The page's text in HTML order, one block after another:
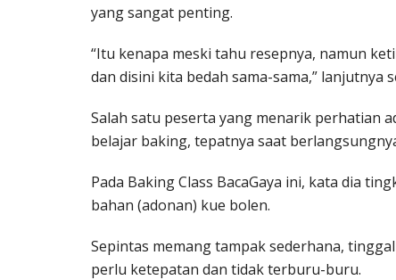
yang sangat penting.
“Itu kenapa meski tahu resepnya, namun
dan disini kita bedah sama-sama,” lanjutnya
Salah satu peserta yang menarik perhatian
belajar baking, tepatnya saat
Pada Baking Class BacaGaya ini, kata dia
bahan (adonan) kue bolen.
Sepintas memang tampak sederhana,
perlu ketepatan dan tidak terburu-buru.